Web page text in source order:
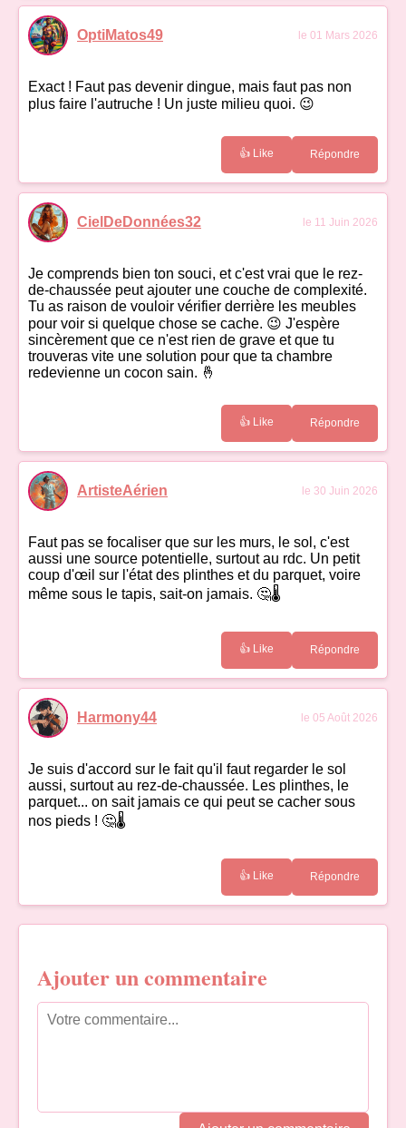
OptiMatos49 le 01 Mars 2026
Exact ! Faut pas devenir dingue, mais faut pas non
plus faire l'autruche ! Un juste milieu quoi. 😉
👍 Like Répondre
CielDeDonnées32 le 11 Juin 2026
Je comprends bien ton souci, et c'est vrai que le rez-
de-chaussée peut ajouter une couche de complexité.
Tu as raison de vouloir vérifier derrière les meubles
pour voir si quelque chose se cache. 😉 J'espère
sincèrement que ce n'est rien de grave et que tu
trouveras vite une solution pour que ta chambre
redevienne un cocon sain. 🤞
👍 Like Répondre
ArtisteAérien le 30 Juin 2026
Faut pas se focaliser que sur les murs, le sol, c'est
aussi une source potentielle, surtout au rdc. Un petit
coup d'œil sur l'état des plinthes et du parquet, voire
même sous le tapis, sait-on jamais. 🤔🌡️
👍 Like Répondre
Harmony44 le 05 Août 2026
Je suis d'accord sur le fait qu'il faut regarder le sol
aussi, surtout au rez-de-chaussée. Les plinthes, le
parquet... on sait jamais ce qui peut se cacher sous
nos pieds ! 🤔🌡️
👍 Like Répondre
Ajouter un commentaire